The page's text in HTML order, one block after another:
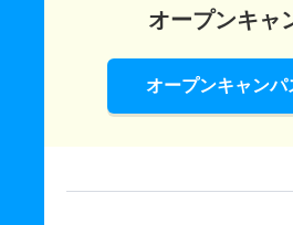
オープンキャ
オープンキャンパ